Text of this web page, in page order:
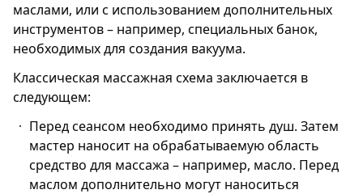
маслами, или с использованием дополнительных
инструментов – например, специальных банок,
необходимых для создания вакуума.
Классическая массажная схема заключается в
следующем:
Перед сеансом необходимо принять душ. Затем
мастер наносит на обрабатываемую область
средство для массажа – например, масло. Перед
маслом дополнительно могут наноситься